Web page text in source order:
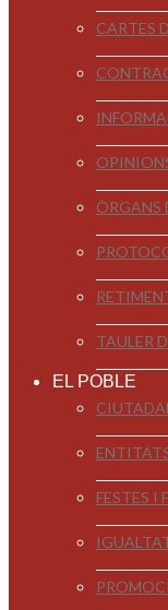
CARTES
ÒRGANS
TAULER
EL POBLE
FESTES I